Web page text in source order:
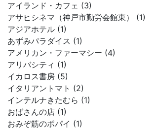
アイランド・カフェ (3)
アサヒシネマ（神戸市勤労会館東） (1)
アジアホテル (1)
あずみパラダイス (1)
アメリカン・ファーマシー (4)
アリバシティ (1)
イカロス書房 (5)
イタリアントマト (2)
インテルナきたむら (1)
おばさんの店 (1)
おみぞ筋のポパイ (1)